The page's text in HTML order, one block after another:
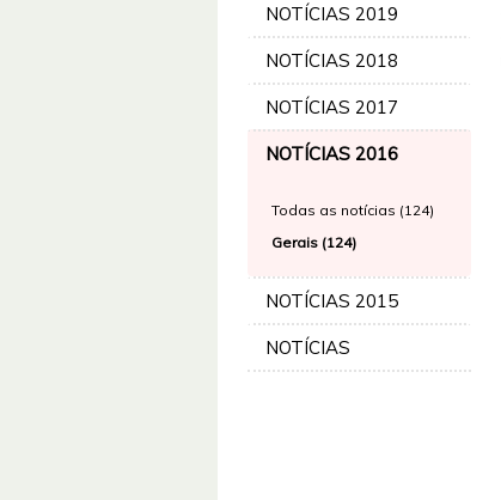
NOTÍCIAS 2019
NOTÍCIAS 2018
NOTÍCIAS 2017
NOTÍCIAS 2016
Todas as notícias (124)
Gerais (124)
NOTÍCIAS 2015
NOTÍCIAS